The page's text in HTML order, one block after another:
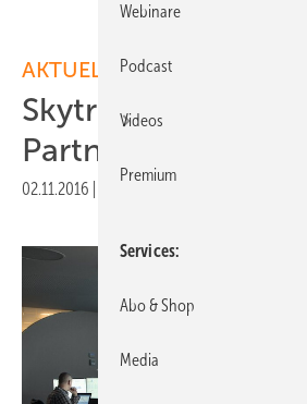
AKTUELLE MELDUNGEN
Skytron Energy an
Partners verkauft
02.11.2016
Webinare
Podcast
Videos
Premium
Services
Abo & Shop
Media